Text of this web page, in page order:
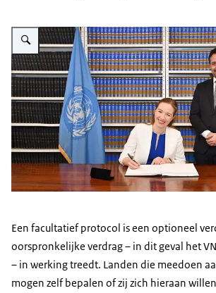
Vergroot afbeelding Staatssecretaris Nicky
Een facultatief protocol is een optioneel
oorspronkelijke verdrag – in dit geval het
– in werking treedt. Landen die meedoen
mogen zelf bepalen of zij zich hieraan